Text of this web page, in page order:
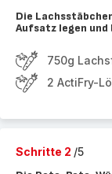
Die
Aufsatz legen und
750g
2 ActiFry-
Schritte 2 /5